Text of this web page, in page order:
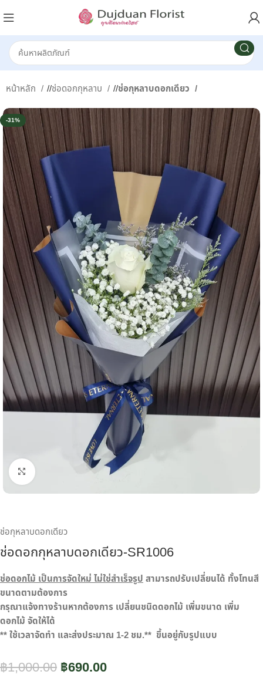
หน้าหลัก / ช่อดอกกุหลาบ / ช่อกุหลาบดอกเดียว
-31%
คลิกเพื่อขยาย
ช่อกุหลาบดอกเดียว
ช่อดอกกุหลาบดอกเดียว-SR1006
ช่อดอกไม้ เป็นการจัดใหม่ ไม่ใช่สำเร็จรูปสามารถปรับเปลี่ยนได้ ทั้งโทนสี
ขนาดตามต้องการ
กรุณาแจ้งทางร้านหากต้องการ เปลี่ยนชนิดดอกไม้ เพิ่มขนาด เพิ่ม
ดอกไม้ จัดให้ได้
** ใช้เวลาจัดทำ และส่งประมาณ 1-2 ชม.** ขึ้นอยู่กับรูปแบบ
฿1,000.00 ฿690.00